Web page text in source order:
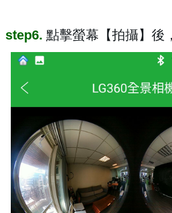
step6. 點擊螢幕【拍攝】後